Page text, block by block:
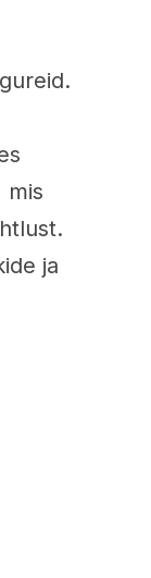
mis
ja